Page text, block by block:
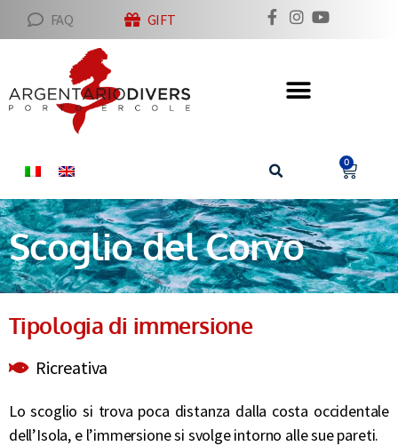
FAQ GIFT
0
Scoglio del Corvo
Tipologia di immersione
Ricreativa
Lo scoglio si trova poca distanza dalla costa occidentale
dell’Isola, e l’immersione si svolge intorno alle sue pareti.